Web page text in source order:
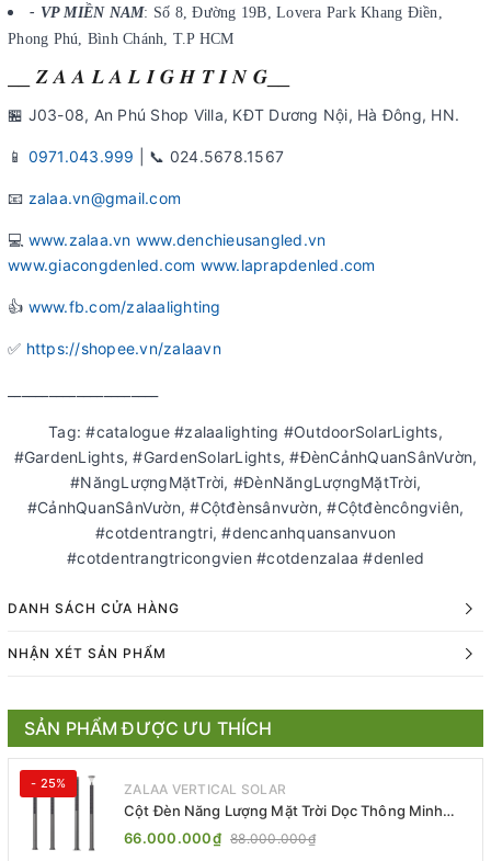
- VP MIỀN NAM: Số 8, Đường 19B, Lovera Park Khang Điền,
Phong Phú, Bình Chánh, T.P HCM
__ 𝒁 𝑨 𝑨 𝑳 𝑨 𝑳 𝑰 𝑮 𝑯 𝑻 𝑰 𝑵 𝑮__
🏪 J03-08, An Phú Shop Villa, KĐT Dương Nội, Hà Đông, HN.
📱 0971.043.999 | 📞 024.5678.1567
📧 zalaa.vn@gmail.com
💻 www.zalaa.vn www.denchieusangled.vn
www.giacongdenled.com www.laprapdenled.com
👍 www.fb.com/zalaalighting
✅ https://shopee.vn/zalaavn
Tag: #catalogue #zalaalighting #OutdoorSolarLights,
#GardenLights, #GardenSolarLights, #ĐènCảnhQuanSânVườn,
#NăngLượngMặtTrời, #ĐènNăngLượngMặtTrời,
#CảnhQuanSânVườn, #Cộtđènsânvườn, #Cộtđèncôngviên,
#cotdentrangtri, #dencanhquansanvuon
#cotdentrangtricongvien #cotdenzalaa #denled
DANH SÁCH CỬA HÀNG
NHẬN XÉT SẢN PHẨM
SẢN PHẨM ĐƯỢC ƯU THÍCH
- 25% ZALAA VERTICAL SOLAR
Cột Đèn Năng Lượng Mặt Trời Dọc Thông Minh
ZSR-YYDS-360 | ZALAA Jsc
66.000.000₫ 88.000.000₫